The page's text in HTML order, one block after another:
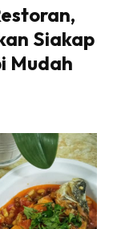
Siakap
Mudah